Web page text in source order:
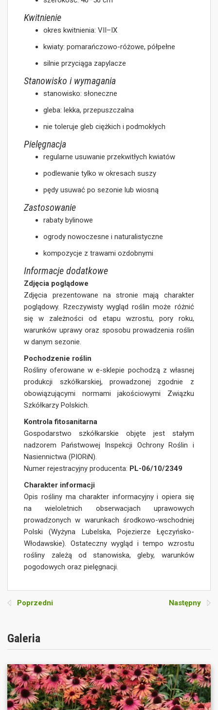
Kwitnienie
okres kwitnienia: VII–IX
kwiaty: pomarańczowo-różowe, półpełne
silnie przyciąga zapylacze
Stanowisko i wymagania
stanowisko: słoneczne
gleba: lekka, przepuszczalna
nie toleruje gleb ciężkich i podmokłych
Pielęgnacja
regularne usuwanie przekwitłych kwiatów
podlewanie tylko w okresach suszy
pędy usuwać po sezonie lub wiosną
Zastosowanie
rabaty bylinowe
ogrody nowoczesne i naturalistyczne
kompozycje z trawami ozdobnymi
Informacje dodatkowe
Zdjęcia poglądowe
Zdjęcia prezentowane na stronie mają charakter
poglądowy. Rzeczywisty wygląd roślin może różnić
się w zależności od etapu wzrostu, pory roku,
warunków uprawy oraz sposobu prowadzenia roślin
w danym sezonie.
Pochodzenie roślin
Rośliny oferowane w e-sklepie pochodzą z własnej
produkcji szkółkarskiej, prowadzonej zgodnie z
obowiązującymi normami jakościowymi Związku
Szkółkarzy Polskich.
Kontrola fitosanitarna
Gospodarstwo szkółkarskie objęte jest stałym
nadzorem Państwowej Inspekcji Ochrony Roślin i
Nasiennictwa (PIORiN).
Numer rejestracyjny producenta: PL-06/10/2349
Charakter informacji
Opis rośliny ma charakter informacyjny i opiera się
na wieloletnich obserwacjach uprawowych
prowadzonych w warunkach środkowo-wschodniej
Polski (Wyżyna Lubelska, Pojezierze Łęczyńsko-
Włodawskie). Ostateczny wygląd i tempo wzrostu
rośliny zależą od stanowiska, gleby, warunków
pogodowych oraz pielęgnacji.
Poprzedni Następny
Galeria